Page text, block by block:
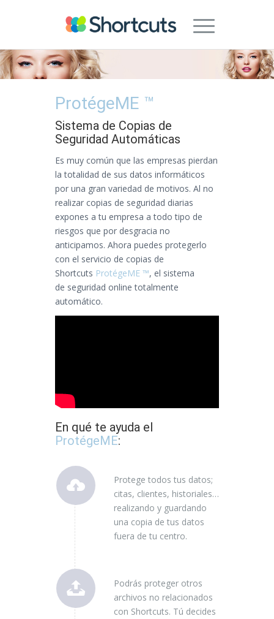
ProtégeME ™
Sistema de Copias de
Seguridad Automáticas
Es muy común que las empresas pierdan
la totalidad de sus datos informáticos
por una gran variedad de motivos. Al no
realizar copias de seguridad diarias
expones a tu empresa a todo tipo de
riesgos que por desgracia no
anticipamos. Ahora puedes protegerlo
con el servicio de copias de
Shortcuts ProtégeME ™, el sistema
de seguridad online totalmente
automático.
En qué te ayuda el
ProtégeME:
Protege todos tus datos;
citas, clientes, historiales…
realizando y guardando
una copia de tus datos
fuera de tu centro.
Podrás proteger otros
archivos no relacionados
con Shortcuts. Tú decides